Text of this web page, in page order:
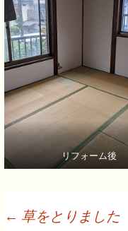
リフォーム後
← 草をとりました